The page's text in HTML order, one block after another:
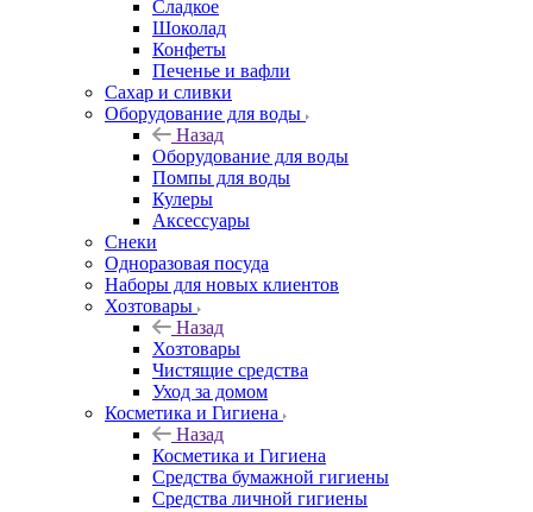
Сладкое
Шоколад
Конфеты
Печенье и вафли
Сахар и сливки
Оборудование для воды
Назад
Оборудование для воды
Помпы для воды
Кулеры
Аксессуары
Снеки
Одноразовая посуда
Наборы для новых клиентов
Хозтовары
Назад
Хозтовары
Чистящие средства
Уход за домом
Косметика и Гигиена
Назад
Косметика и Гигиена
Средства бумажной гигиены
Средства личной гигиены